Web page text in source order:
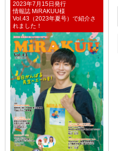
2023年7月15日発行
情報誌 MiRAKUU様
Vol.43（2023年夏号）で紹介さ
れました！